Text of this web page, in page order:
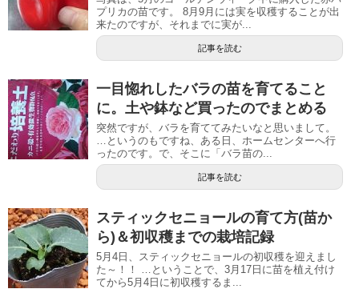
プリカの苗です。 8月9月には実を収穫することが出
来たのですが、それまでに実が...
記事を読む
一目惚れしたバラの苗を育てること
に。土や鉢など買ったのでまとめる
突然ですが、バラを育ててみたいなと思いまして。
…というのもですね、ある日、ホームセンターへ行
ったのです。で、そこに「バラ苗の...
記事を読む
スティックセニョールの育て方(苗か
ら)＆初収穫までの栽培記録
5月4日、スティックセニョールの初収穫を迎えまし
た～！！ …ということで、3月17日に苗を植え付け
てから5月4日に初収穫するま...